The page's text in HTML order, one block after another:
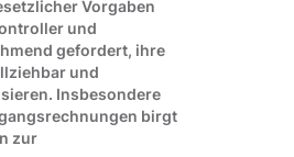
Vorgaben
und
gefordert, ihre
und
Insbesondere
birgt
zur